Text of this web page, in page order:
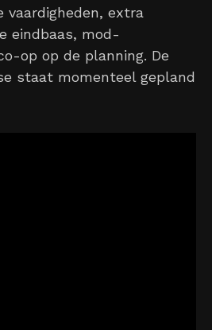
vaardigheden, extra
eindbaas, mod-
op op de planning. De
staat momenteel gepland